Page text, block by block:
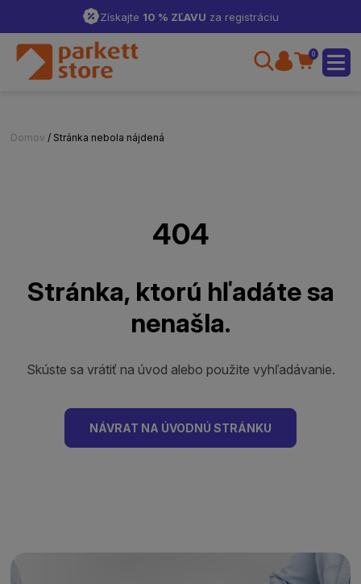
Získajte 10 % ZĽAVU za registráciu
0
Domov / Stránka nebola nájdená
404
Stránka, ktorú hľadáte sa
nenašla.
Skúste sa vrátiť na úvod alebo použite vyhľadávanie.
NÁVRAT NA ÚVODNÚ STRÁNKU